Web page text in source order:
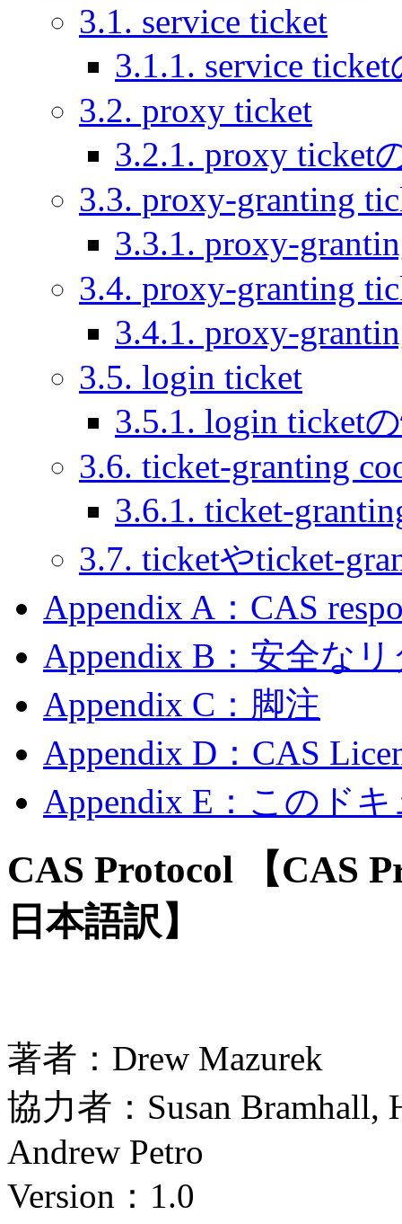
3.1. service ticket
3.1.1. service
3.2. proxy ticket
3.2.1. proxy ticket
3.3. proxy-granting
3.3.1. proxy-
3.4. proxy-granting
3.4.1. proxy-
3.5. login ticket
3.5.1. login ticket
3.6. ticket-granting
3.6.1. ticket-
3.7. ticketやticket-
Appendix A：CAS
Appendix B：安全な
Appendix C：脚注
Appendix D：CAS
Appendix E：このド
CAS Protocol 【CAS
日本語訳】
著者：Drew Mazurek
協力者：Susan Bramhall,
Andrew Petro
Version：1.0